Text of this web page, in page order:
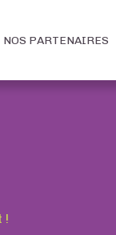
NOS PARTENAIRES
!